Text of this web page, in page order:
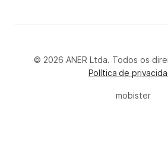
© 2026 ANER Ltda. Todos os
Política de
mobister